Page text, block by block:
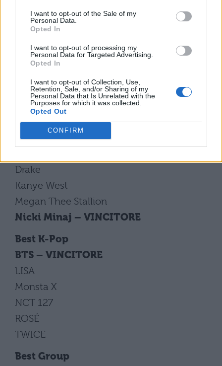
I want to opt-out of the Sale of my
Personal Data.
Opted In
I want to opt-out of processing my
Personal Data for Targeted Advertising.
Opted In
I want to opt-out of Collection, Use,
Retention, Sale, and/or Sharing of my
Personal Data that Is Unrelated with the
Purposes for which it was collected.
Opted Out
CONFIRM
Bad Bunny
J. Balvin
Maluma – VINCITORE
Rauw Alejandro
Rosalía
ShakirA
Best Hip Hop
Cardi B
Drake
Kanye West
Megan Thee Stallion
Nicki Minaj – VINCITORE
Best K-Pop
BTS – VINCITORE
LISA
Monsta X
NCT 127
ROSÉ
TWICE
Best Group